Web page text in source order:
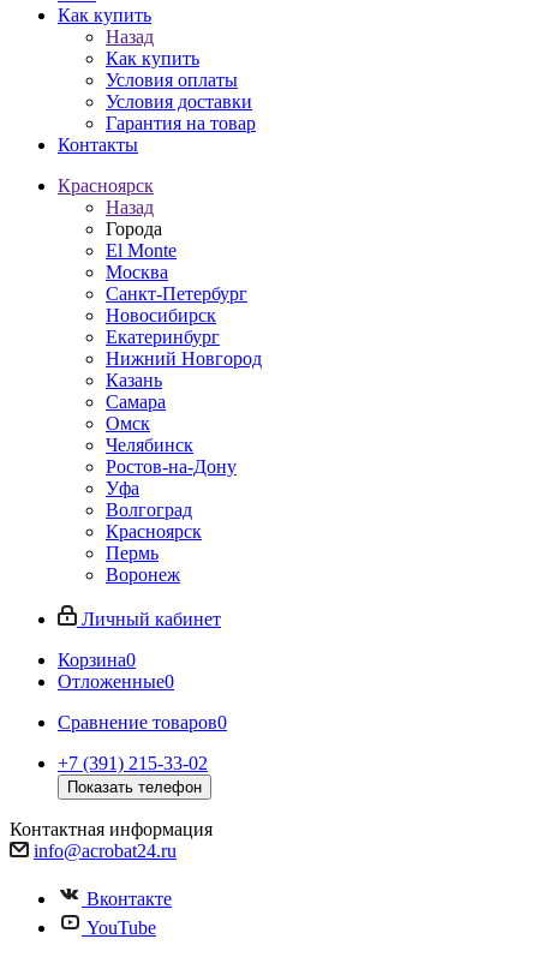
Как купить
Назад
Как купить
Условия оплаты
Условия доставки
Гарантия на товар
Контакты
Красноярск
Назад
Города
El Monte
Москва
Санкт-Петербург
Новосибирск
Екатеринбург
Нижний Новгород
Казань
Самара
Омск
Челябинск
Ростов-на-Дону
Уфа
Волгоград
Красноярск
Пермь
Воронеж
Личный кабинет
Корзина0
Отложенные0
Сравнение товаров0
+7 (391) 215-33-02
Показать телефон
Контактная информация
info@acrobat24.ru
Вконтакте
YouTube